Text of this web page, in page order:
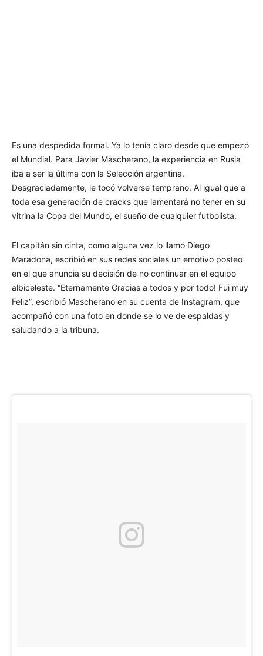
Es una despedida formal. Ya lo tenía claro desde que empezó
el Mundial. Para Javier Mascherano, la experiencia en Rusia
iba a ser la última con la Selección argentina.
Desgraciadamente, le tocó volverse temprano. Al igual que a
toda esa generación de cracks que lamentará no tener en su
vitrina la Copa del Mundo, el sueño de cualquier futbolista.
El capitán sin cinta, como alguna vez lo llamó Diego
Maradona, escribió en sus redes sociales un emotivo posteo
en el que anuncia su decisión de no continuar en el equipo
albiceleste. “Eternamente Gracias a todos y por todo! Fui muy
Feliz”, escribió Mascherano en su cuenta de Instagram, que
acompañó con una foto en donde se lo ve de espaldas y
saludando a la tribuna.